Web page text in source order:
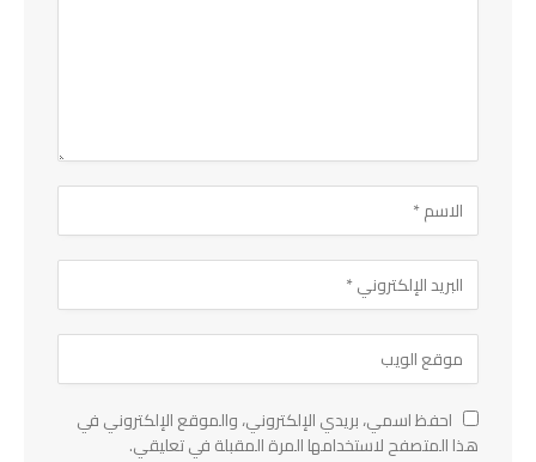
احفظ اسمي، بريدي الإلكتروني، والموقع الإلكتروني في
هذا المتصفح لاستخدامها المرة المقبلة في تعليقي.